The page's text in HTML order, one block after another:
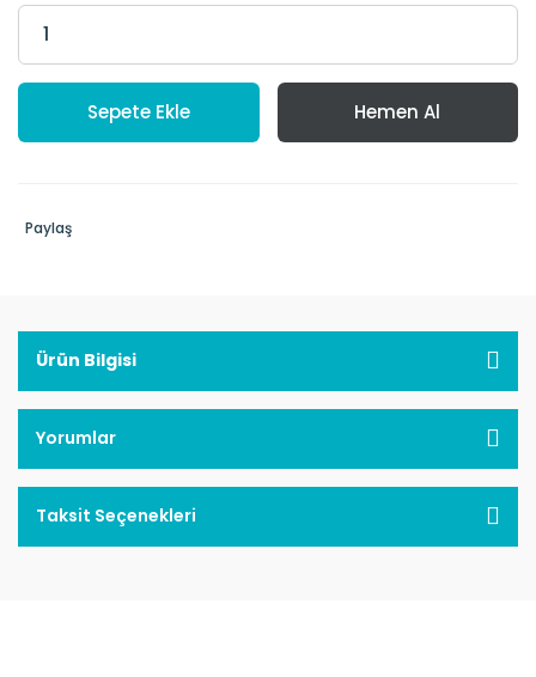
Sepete Ekle Hemen Al
Paylaş
Ürün Bilgisi
Yorumlar
Taksit Seçenekleri